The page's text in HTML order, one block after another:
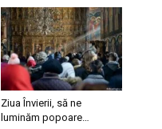
Ziua Învierii, să ne
luminăm popoare…